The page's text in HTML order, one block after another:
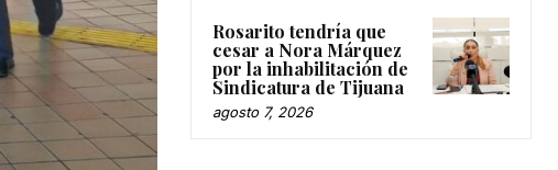
Rosarito tendría que
cesar a Nora Márquez
por la inhabilitación de
Sindicatura de Tijuana
agosto 7, 2026